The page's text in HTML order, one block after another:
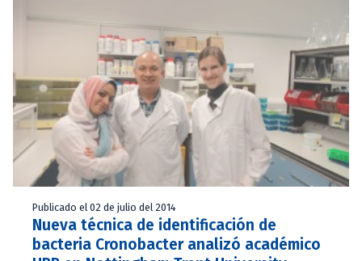
Publicado el 02 de julio del 2014
Nueva técnica de identificación de
bacteria Cronobacter analizó académico